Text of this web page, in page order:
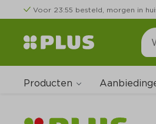
Voor 23:55 besteld, morgen in
Producten